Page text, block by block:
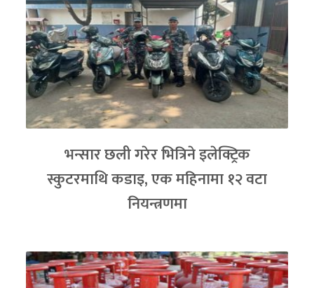
भन्सार छली गरेर भित्रिने इलेक्ट्रिक
स्कुटरमाथि कडाइ, एक महिनामा १२ वटा
नियन्त्रणमा